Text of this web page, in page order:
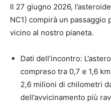
Il 27 giugno 2026,
NC1) compirà un
vicino al nostro pianeta.
Dati dell’incontro:
compreso tra 0,7 e 1,6
2,6 milioni di chilometri
dell’avvicinamento più